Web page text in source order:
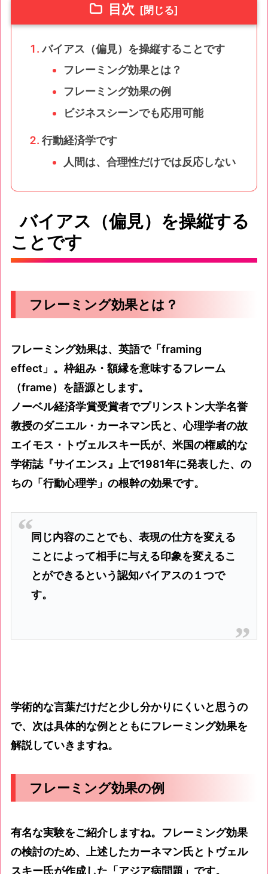
目次
バイアス（偏見）を操縦することです
フレーミング効果とは？
フレーミング効果の例
ビジネスシーンでも応用可能
行動経済学です
人間は、合理性だけでは反応しない
バイアス（偏見）を操縦する
ことです
フレーミング効果とは？
フレーミング効果は、英語で「framing
effect」。枠組み・額縁を意味するフレーム
（frame）を語源とします。
ノーベル経済学賞受賞者でプリンストン大学名誉
教授のダニエル・カーネマン氏と、心理学者の故
エイモス・トヴェルスキー氏が、米国の権威的な
学術誌『サイエンス』上で1981年に発表した、の
ちの「行動心理学」の根幹の効果です。
同じ内容のことでも、表現の仕方を変える
ことによって相手に与える印象を変えるこ
とができるという認知バイアスの１つで
す。
学術的な言葉だけだと少し分かりにくいと思うの
で、次は具体的な例とともにフレーミング効果を
解説していきますね。
フレーミング効果の例
有名な実験をご紹介しますね。フレーミング効果
の検討のため、上述したカーネマン氏とトヴェル
スキー氏が作成した「 アジア病問題 」です。